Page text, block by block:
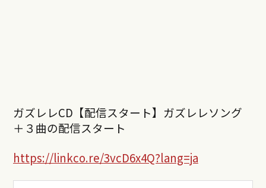
ガズレレCD【配信スタート】ガズレレソング
＋３曲の配信スタート
https://linkco.re/3vcD6x4Q?lang=ja